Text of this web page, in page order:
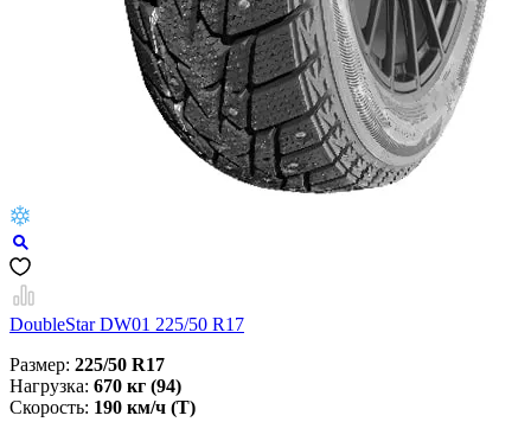
DoubleStar DW01 225/50 R17
Размер: 225/50 R17
Нагрузка: 670 кг (94)
Скорость: 190 км/ч (T)